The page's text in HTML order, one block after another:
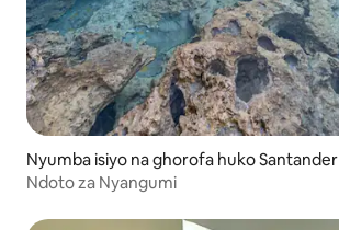
Nyumba isiyo na ghorofa huko Santander
Ndoto za Nyangumi